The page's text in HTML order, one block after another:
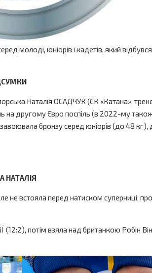
молоді, юніорів і кадетів, який
Наталія ОСАДЧУК (СК «Катана»,
другому Євро поспіль (в 2022-му також
бронзу серед юніорів (до 48 кг),
НАТАЛІЯ
не встояла перед натиском суперниці,
(12:2), потім взяла над британкою Робін